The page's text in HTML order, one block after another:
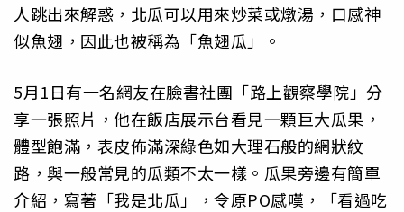
人跳出來解惑，北瓜可以用來炒菜或燉湯，口感神
似魚翅，因此也被稱為「魚翅瓜」。
5月1日有一名網友在臉書社團「路上觀察學院」分
享一張照片，他在飯店展示台看見一顆巨大瓜果，
體型飽滿，表皮佈滿深綠色如大理石般的網狀紋
路，與一般常見的瓜類不太一樣。瓜果旁邊有簡單
介紹，寫著「我是北瓜」，令原PO感嘆，「看過吃